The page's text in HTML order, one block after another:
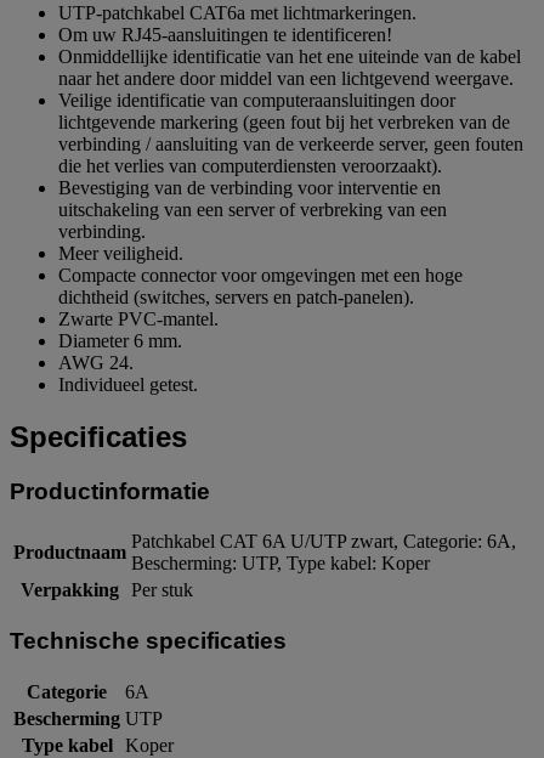
UTP-patchkabel CAT6a met lichtmarkeringen.
Om uw RJ45-aansluitingen te identificeren!
Onmiddellijke identificatie van het ene uiteinde van de kabel
naar het andere door middel van een lichtgevend weergave.
Veilige identificatie van computeraansluitingen door
lichtgevende markering (geen fout bij het verbreken van de
verbinding / aansluiting van de verkeerde server, geen fouten
die het verlies van computerdiensten veroorzaakt).
Bevestiging van de verbinding voor interventie en
uitschakeling van een server of verbreking van een
verbinding.
Meer veiligheid.
Compacte connector voor omgevingen met een hoge
dichtheid (switches, servers en patch-panelen).
Zwarte PVC-mantel.
Diameter 6 mm.
AWG 24.
Individueel getest.
Specificaties
Productinformatie
Productnaam
Patchkabel CAT 6A U/UTP zwart, Categorie: 6A,
Bescherming: UTP, Type kabel: Koper
Verpakking Per stuk
Technische specificaties
Categorie
6A
Bescherming UTP
Type kabel
Koper